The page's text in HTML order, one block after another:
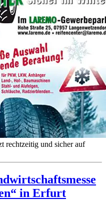
rechtzeitig und sicher auf
in Erfurt